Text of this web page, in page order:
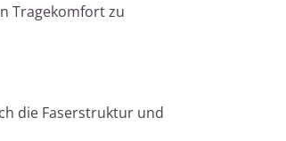
Tragekomfort zu
die Faserstruktur und